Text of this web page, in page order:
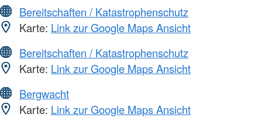
Bereitschaften / Katastrophenschutz
Karte: Link zur Google Maps Ansicht
Bereitschaften / Katastrophenschutz
Karte: Link zur Google Maps Ansicht
Bergwacht
Karte: Link zur Google Maps Ansicht